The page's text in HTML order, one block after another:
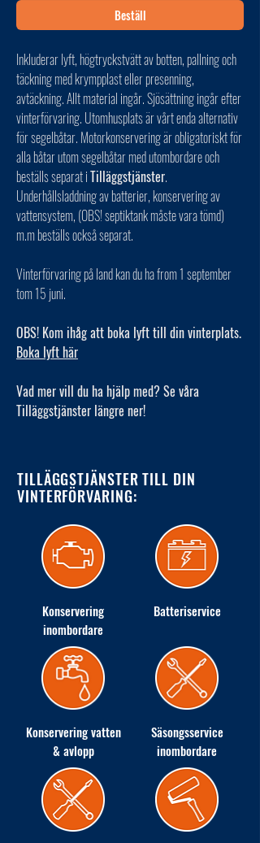
Beställ
Inkluderar lyft, högtryckstvätt av botten, pallning och
täckning med krympplast eller presenning,
avtäckning. Allt material ingår. Sjösättning ingår efter
vinterförvaring. Utomhusplats är vårt enda alternativ
för segelbåtar. Motorkonservering är obligatoriskt för
alla båtar utom segelbåtar med utombordare och
beställs separat iTilläggstjänster.
Underhållsladdning av batterier, konservering av
vattensystem, (OBS! septiktank måste vara tömd)
m.m beställs också separat.
Vinterförvaring på land kan du ha from 1 september
tom 15 juni.
OBS! Kom ihåg att boka lyft till din vinterplats.
Boka lyft här
Vad mer vill du ha hjälp med? Se våra
Tilläggstjänster längre ner!
TILLÄGGSTJÄNSTER TILL DIN
VINTERFÖRVARING:
Konservering
inombordare
Batteriservice
Konservering vatten
& avlopp
Säsongsservice
inombordare